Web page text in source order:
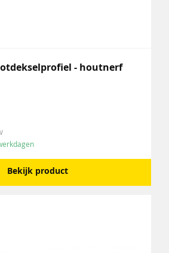
- houtnerf
Bekijk product